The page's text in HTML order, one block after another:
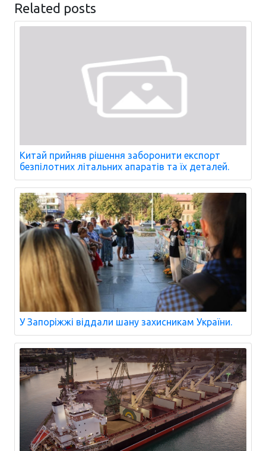
Related posts
Китай прийняв рішення заборонити експорт
безпілотних літальних апаратів та їх деталей.
У Запоріжжі віддали шану захисникам України.